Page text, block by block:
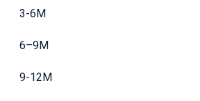
3-6M
6–9M
9-12M